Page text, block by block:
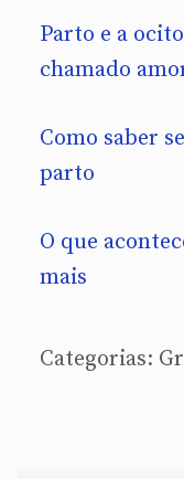
Parto e a
chamado
Como saber
parto
O que
mais
Categorias: